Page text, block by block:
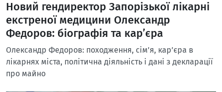
Новий гендиректор Запорізької лікарні
екстреної медицини Олександр
Федоров: біографія та кар’єра
Олександр Федоров: походження, сім’я, кар’єра в
лікарнях міста, політична діяльність і дані з декларації
про майно